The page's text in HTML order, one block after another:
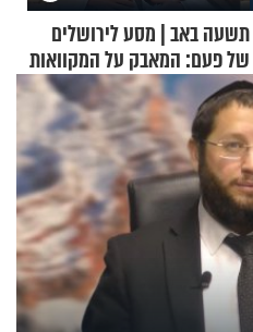
תשעה באב | מסע לירושלים
של פעם: המאבק על המקוואות